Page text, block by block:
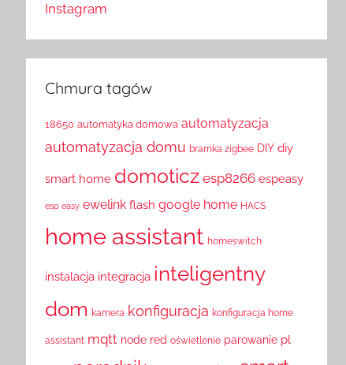
Instagram
Chmura tagów
18650 automatyka domowa automatyzacja
automatyzacja domu bramka zigbee DIY diy
smart home domoticz esp8266 espeasy
esp easy ewelink flash google home HACS
home assistant homeswitch
instalacja integracja inteligentny
dom kamera konfiguracja konfiguracja home
assistant mqtt node red oświetlenie parowanie pl